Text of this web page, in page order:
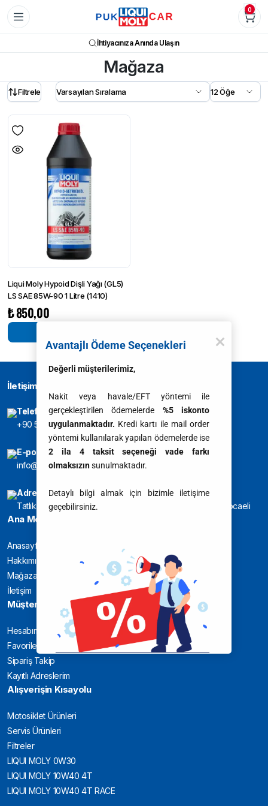
0
İhtiyacınıza Anında Ulaşın
Mağaza
Filtrele
Liqui Moly Hypoid Dişli Yağı (GL5)
LS SAE 85W-90 1 Litre (1410)
₺850,00
İletişim
Telefon
+90 541 245 4861
E-posta
info@liquimolycenter.com
Adres
Tatlıkuyu Mah. Ahmet Pembegüllü Bulv. No:75/B Gezbe/Kocaeli
Ana Menü
Anasayfa
Hakkımızda
Mağaza
İletişim
Müşteri
Hesabım
Favoriler
Sipariş Takip
Kayıtlı Adreslerim
Alışverişin Kısayolu
Motosiklet Ürünleri
Servis Ürünleri
Filtreler
LIQUI MOLY 0W30
LIQUI MOLY 10W40 4T
LIQUI MOLY 10W40 4T RACE
Avantajlı Ödeme Seçenekleri
Değerli müşterilerimiz,
Nakit veya havale/EFT yöntemi ile
gerçekleştirilen ödemelerde %5 iskonto
uygulanmaktadır. Kredi kartı ile mail order
yöntemi kullanılarak yapılan ödemelerde ise
2 ila 4 taksit seçeneği vade farkı
olmaksızınsunulmaktadır.
Detaylı bilgi almak için bizimle iletişime
geçebilirsiniz.